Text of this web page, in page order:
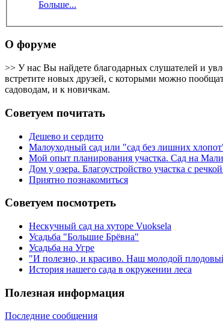
Больше...
О форуме
>> У нас Вы найдете благодарных слушателей и
встретите новых друзей, с которыми можно
садоводам, и к новичкам.
Советуем почитать
Дешево и сердито
Малоуходный сад или "сад без лишних
Мой опыт планирования участка. Сад на
Дом у озера. Благоустройство участка с
Приятно познакомиться
Советуем посмотреть
Нескучный сад на хуторе Vuoksela
Усадьба "Большие Брёвна"
Усадьба на Угре
"И полезно, и красиво. Наш молодой
История нашего сада в окружении леса
Полезная информация
Последние сообщения